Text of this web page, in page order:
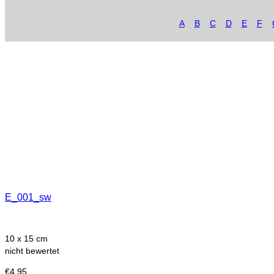
A B C D E F
E_001_sw
10 x 15 cm
nicht bewertet
€4,95